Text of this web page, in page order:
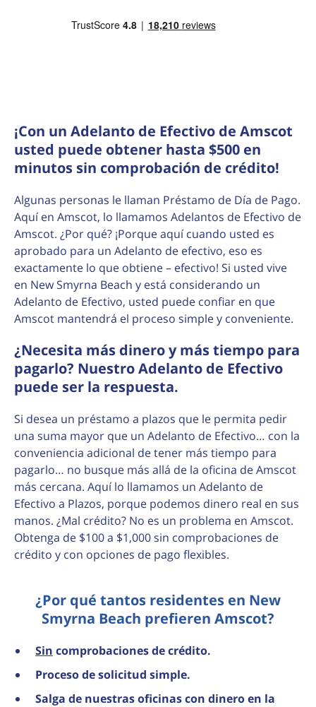
¡Con un Adelanto de Efectivo de Amscot
usted puede obtener hasta $500 en
minutos sin comprobación de crédito!
Algunas personas le llaman Préstamo de Día de Pago.
Aquí en Amscot, lo llamamos Adelantos de Efectivo de
Amscot. ¿Por qué? ¡Porque aquí cuando usted es
aprobado para un Adelanto de efectivo, eso es
exactamente lo que obtiene – efectivo! Si usted vive
en New Smyrna Beach y está considerando un
Adelanto de Efectivo, usted puede confiar en que
Amscot mantendrá el proceso simple y conveniente.
¿Necesita más dinero y más tiempo para
pagarlo? Nuestro Adelanto de Efectivo
puede ser la respuesta.
Si desea un préstamo a plazos que le permita pedir
una suma mayor que un Adelanto de Efectivo… con la
conveniencia adicional de tener más tiempo para
pagarlo… no busque más allá de la oficina de Amscot
más cercana. Aquí lo llamamos un Adelanto de
Efectivo a Plazos, porque podemos dinero real en sus
manos. ¿Mal crédito? No es un problema en Amscot.
Obtenga de $100 a $1,000 sin comprobaciones de
crédito y con opciones de pago flexibles.
¿Por qué tantos residentes en New
Smyrna Beach prefieren Amscot?
Sin comprobaciones de crédito.
Proceso de solicitud simple.
Salga de nuestras oficinas con dinero en la